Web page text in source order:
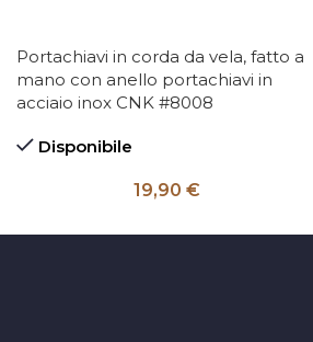
Portachiavi in corda da vela, fatto a
mano con anello portachiavi in
acciaio inox CNK #8008
Disponibile
19,90€